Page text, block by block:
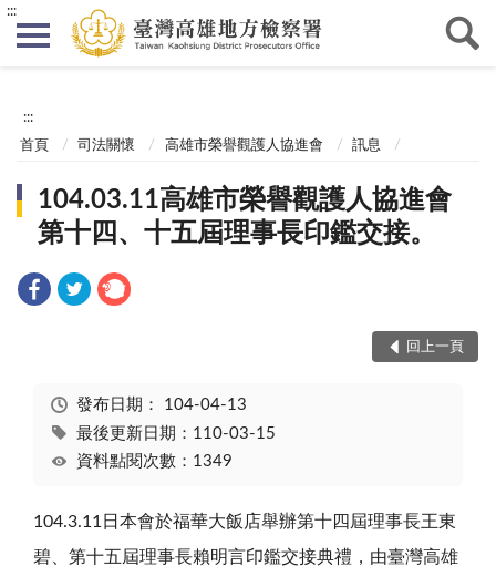
:::
:::
首頁 司法關懷 高雄市榮譽觀護人協進會 訊息
104.03.11高雄市榮譽觀護人協進會
第十四、十五屆理事長印鑑交接。
回上一頁
發布日期： 104-04-13
最後更新日期：110-03-15
資料點閱次數：1349
104.3.11日本會於福華大飯店舉辦第十四屆理事長王東
碧、第十五屆理事長賴明言印鑑交接典禮，由臺灣高雄